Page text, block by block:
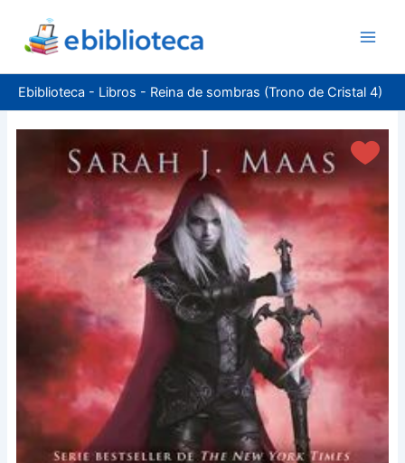
contenido
Ebiblioteca - Libros - Reina de sombras (Trono de Cristal 4)